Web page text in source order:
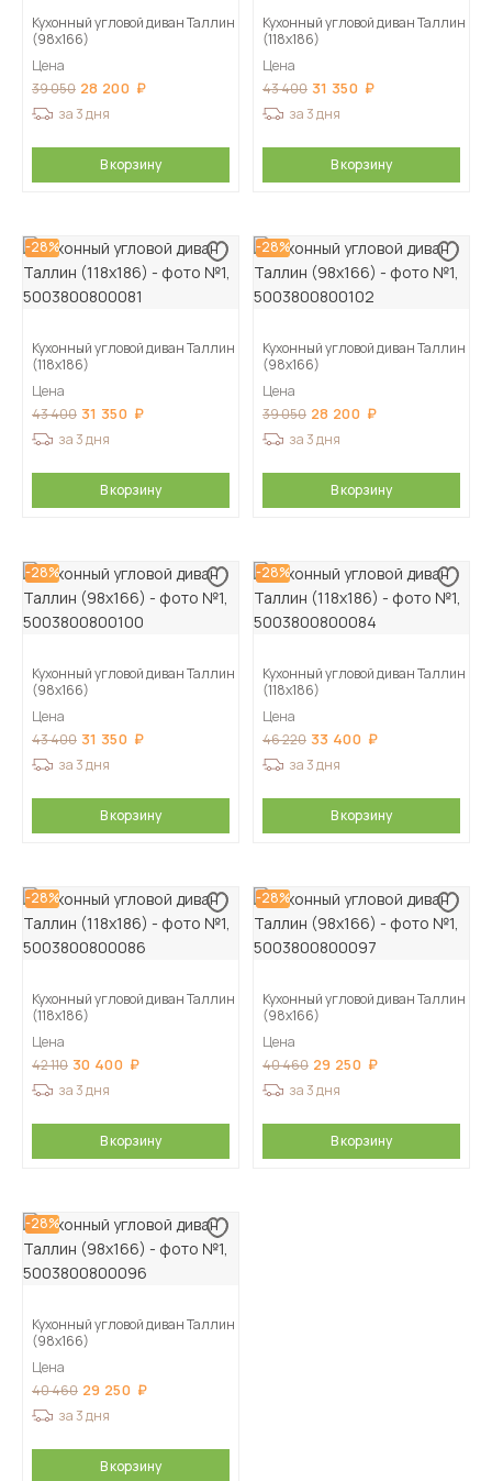
Кухонный угловой диван Таллин
(98х166)
Цена
39 050 28 200
за 3 дня
В корзину
Кухонный угловой диван Таллин
(118х186)
Цена
43 400 31 350
за 3 дня
В корзину
-28%
Кухонный угловой диван Таллин
(118х186)
Цена
43 400 31 350
за 3 дня
В корзину
-28%
Кухонный угловой диван Таллин
(98х166)
Цена
39 050 28 200
за 3 дня
В корзину
-28%
Кухонный угловой диван Таллин
(98х166)
Цена
43 400 31 350
за 3 дня
В корзину
-28%
Кухонный угловой диван Таллин
(118х186)
Цена
46 220 33 400
за 3 дня
В корзину
-28%
Кухонный угловой диван Таллин
(118х186)
Цена
42 110 30 400
за 3 дня
В корзину
-28%
Кухонный угловой диван Таллин
(98х166)
Цена
40 460 29 250
за 3 дня
В корзину
-28%
Кухонный угловой диван Таллин
(98х166)
Цена
40 460 29 250
за 3 дня
В корзину